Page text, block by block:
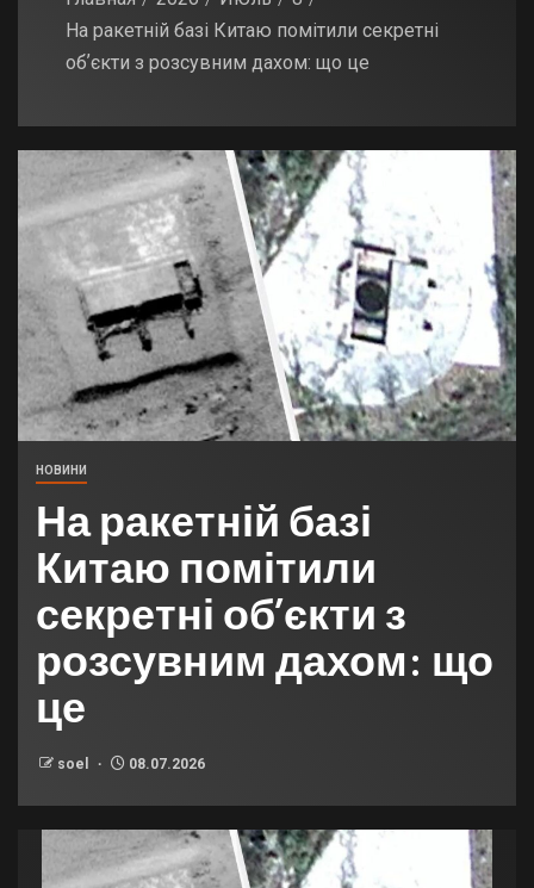
На ракетній базі Китаю помітили секретні
обʼєкти з розсувним дахом: що це
НОВИНИ
На ракетній базі
Китаю помітили
секретні обʼєкти з
розсувним дахом: що
це
soel 08.07.2026